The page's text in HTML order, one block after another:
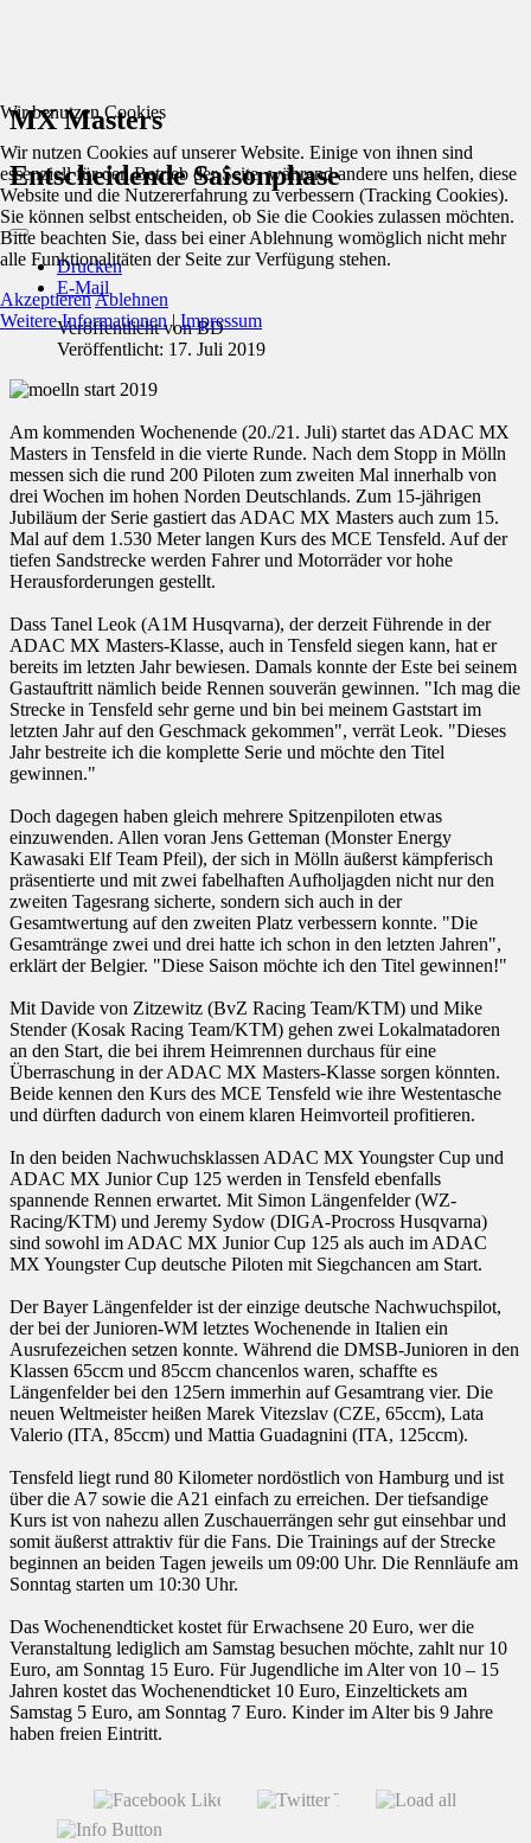
MX Masters
Entscheidende Saisonphase
Drucken
E-Mail
Veröffentlicht vonBD
Veröffentlicht: 17. Juli 2019
Am kommenden Wochenende (20./21. Juli) startet das ADAC MX
Masters in Tensfeld in die vierte Runde. Nach dem Stopp in Mölln
messen sich die rund 200 Piloten zum zweiten Mal innerhalb von
drei Wochen im hohen Norden Deutschlands. Zum 15-jährigen
Jubiläum der Serie gastiert das ADAC MX Masters auch zum 15.
Mal auf dem 1.530 Meter langen Kurs des MCE Tensfeld. Auf der
tiefen Sandstrecke werden Fahrer und Motorräder vor hohe
Herausforderungen gestellt.
Dass Tanel Leok (A1M Husqvarna), der derzeit Führende in der
ADAC MX Masters-Klasse, auch in Tensfeld siegen kann, hat er
bereits im letzten Jahr bewiesen. Damals konnte der Este bei seinem
Gastauftritt nämlich beide Rennen souverän gewinnen. "Ich mag die
Strecke in Tensfeld sehr gerne und bin bei meinem Gaststart im
letzten Jahr auf den Geschmack gekommen", verrät Leok. "Dieses
Jahr bestreite ich die komplette Serie und möchte den Titel
gewinnen."
Doch dagegen haben gleich mehrere Spitzenpiloten etwas
einzuwenden. Allen voran Jens Getteman (Monster Energy
Kawasaki Elf Team Pfeil), der sich in Mölln äußerst kämpferisch
präsentierte und mit zwei fabelhaften Aufholjagden nicht nur den
zweiten Tagesrang sicherte, sondern sich auch in der
Gesamtwertung auf den zweiten Platz verbessern konnte. "Die
Gesamtränge zwei und drei hatte ich schon in den letzten Jahren",
erklärt der Belgier. "Diese Saison möchte ich den Titel gewinnen!"
Mit Davide von Zitzewitz (BvZ Racing Team/KTM) und Mike
Stender (Kosak Racing Team/KTM) gehen zwei Lokalmatadoren
an den Start, die bei ihrem Heimrennen durchaus für eine
Überraschung in der ADAC MX Masters-Klasse sorgen könnten.
Beide kennen den Kurs des MCE Tensfeld wie ihre Westentasche
und dürften dadurch von einem klaren Heimvorteil profitieren.
In den beiden Nachwuchsklassen ADAC MX Youngster Cup und
ADAC MX Junior Cup 125 werden in Tensfeld ebenfalls
spannende Rennen erwartet. Mit Simon Längenfelder (WZ-
Racing/KTM) und Jeremy Sydow (DIGA-Procross Husqvarna)
sind sowohl im ADAC MX Junior Cup 125 als auch im ADAC
MX Youngster Cup deutsche Piloten mit Siegchancen am Start.
Der Bayer Längenfelder ist der einzige deutsche Nachwuchspilot,
der bei der Junioren-WM letztes Wochenende in Italien ein
Ausrufezeichen setzen konnte. Während die DMSB-Junioren in den
Klassen 65ccm und 85ccm chancenlos waren, schaffte es
Längenfelder bei den 125ern immerhin auf Gesamtrang vier. Die
neuen Weltmeister heißen Marek Vitezslav (CZE, 65ccm), Lata
Valerio (ITA, 85ccm) und Mattia Guadagnini (ITA, 125ccm).
Tensfeld liegt rund 80 Kilometer nordöstlich von Hamburg und ist
über die A7 sowie die A21 einfach zu erreichen. Der tiefsandige
Kurs ist von nahezu allen Zuschauerrängen sehr gut einsehbar und
somit äußerst attraktiv für die Fans. Die Trainings auf der Strecke
beginnen an beiden Tagen jeweils um 09:00 Uhr. Die Rennläufe am
Sonntag starten um 10:30 Uhr.
Das Wochenendticket kostet für Erwachsene 20 Euro, wer die
Veranstaltung lediglich am Samstag besuchen möchte, zahlt nur 10
Euro, am Sonntag 15 Euro. Für Jugendliche im Alter von 10 – 15
Jahren kostet das Wochenendticket 10 Euro, Einzeltickets am
Samstag 5 Euro, am Sonntag 7 Euro. Kinder im Alter bis 9 Jahre
haben freien Eintritt.
Wir benutzen Cookies
Wir nutzen Cookies auf unserer Website. Einige von ihnen sind
essenziell für den Betrieb der Seite, während andere uns helfen, diese
Website und die Nutzererfahrung zu verbessern (Tracking Cookies).
Sie können selbst entscheiden, ob Sie die Cookies zulassen möchten.
Bitte beachten Sie, dass bei einer Ablehnung womöglich nicht mehr
alle Funktionalitäten der Seite zur Verfügung stehen.
AkzeptierenAblehnen
Weitere Informationen|Impressum